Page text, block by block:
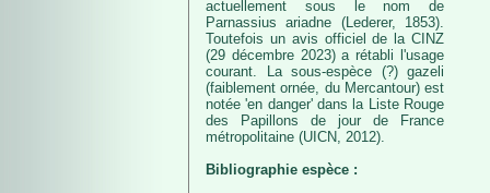
actuellement sous le nom de
Parnassius ariadne (Lederer, 1853).
Toutefois un avis officiel de la CINZ
(29 décembre 2023) a rétabli l'usage
courant. La sous-espèce (?) gazeli
(faiblement ornée, du Mercantour) est
notée 'en danger' dans la Liste Rouge
des Papillons de jour de France
métropolitaine (UICN, 2012).
Bibliographie espèce :